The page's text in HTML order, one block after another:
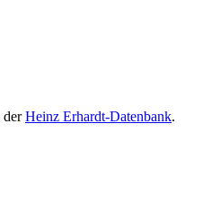
derHeinz Erhardt-Datenbank.